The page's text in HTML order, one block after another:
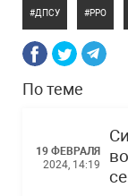
ДПСУ РРО
По теме
19 ФЕВРАЛЯ
2024, 14:19